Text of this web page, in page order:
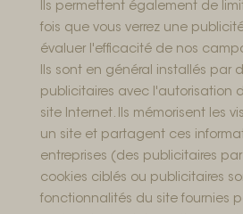
Ils permettent également de
fois que vous verrez une
évaluer l'efficacité de nos
Ils sont en général installés par
publicitaires avec l'autorisation
site Internet. Ils mémorisent les
un site et partagent ces
entreprises (des publicitaires par
cookies ciblés ou publicitaires
fonctionnalités du site fournies